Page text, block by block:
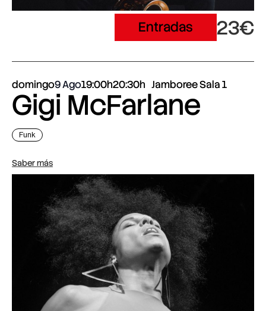
Entradas 23€
domingo9 Ago19:00h20:30h Jamboree Sala 1
Gigi McFarlane
Funk
Saber más